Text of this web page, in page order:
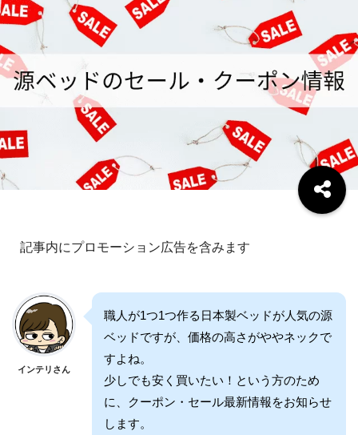
記事内にプロモーション広告を含みます
インテリさん
職人が1つ1つ作る日本製ベッドが人気の源
ベッドですが、価格の高さがややネックで
すよね。
少しでも安く買いたい！という方のため
に、クーポン・セール最新情報をお知らせ
します。